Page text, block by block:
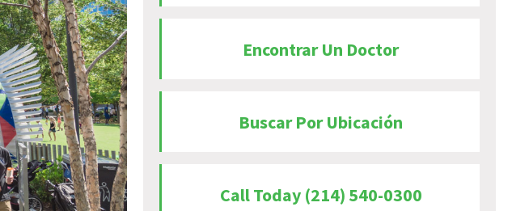
Encontrar Un Doctor
Buscar Por Ubicación
Call Today (214) 540-0300